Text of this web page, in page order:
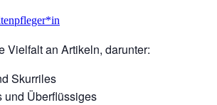
Vielfalt an Artikeln, darunter:
Skurriles
und Überflüssiges